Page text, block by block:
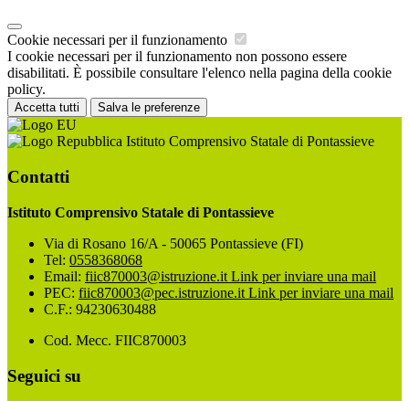
Cookie necessari per il funzionamento
I cookie necessari per il funzionamento non possono essere
disabilitati. È possibile consultare l'elenco nella pagina della cookie
policy.
Accetta tutti Salva le preferenze
Istituto Comprensivo Statale di Pontassieve
Contatti
Istituto Comprensivo Statale di Pontassieve
Via di Rosano 16/A - 50065 Pontassieve (FI)
Tel: 0558368068
Email: fiic870003@istruzione.it Link per inviare una mail
PEC: fiic870003@pec.istruzione.it Link per inviare una mail
C.F.: 94230630488
Cod. Mecc. FIIC870003
Seguici su